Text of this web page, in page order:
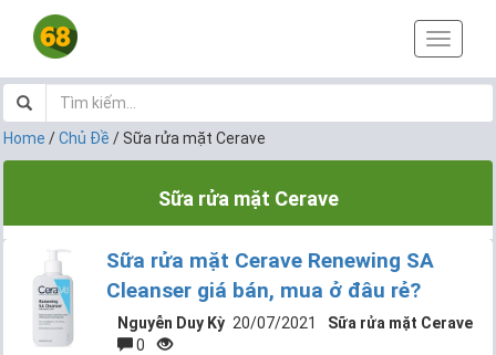
T
o
g
i
Home /Chủ Đề /Sữa rửa mặt Cerave
Sữa rửa mặt Cerave
Sữa rửa mặt Cerave Renewing SA
Cleanser giá bán, mua ở đâu rẻ?
Nguyễn Duy Kỳ 20/07/2021
Sữa rửa mặt Cerave
0